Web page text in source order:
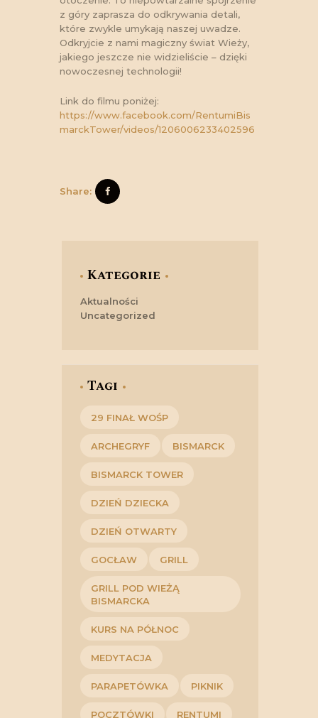
z góry zaprasza do odkrywania detali,
które zwykle umykają naszej uwadze.
Odkryjcie z nami magiczny świat Wieży,
jakiego jeszcze nie widzieliście – dzięki
nowoczesnej technologii!
Link do filmu poniżej:
https://www.facebook.com/RentumiBis
marckTower/videos/1206006233402596
Share:
Kategorie
Aktualności
Uncategorized
Tagi
29 FINAŁ WOŚP
ARCHEGRYF BISMARCK
BISMARCK TOWER
DZIEŃ DZIECKA
DZIEŃ OTWARTY
GOCŁAW GRILL
GRILL POD WIEŻĄ
BISMARCKA
KURS NA PÓŁNOC
MEDYTACJA
PARAPETÓWKA PIKNIK
POCZTÓWKI RENTUMI